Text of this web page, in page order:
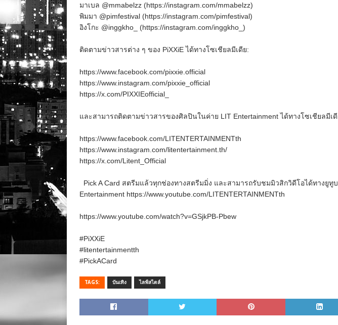
มาเบล @mmabelzz (https://instagram.com/mmabelzz)
พิมมา @pimfestival (https://instagram.com/pimfestival)
อิงโกะ @inggkho_ (https://instagram.com/inggkho_)
ติดตามข่าวสารต่าง ๆ ของ PiXXiE ได้ทางโซเชียลมีเดีย:
https://www.facebook.com/pixxie.official
https://www.instagram.com/pixxie_official
https://x.com/PIXXIEofficial_
และสามารถติดตามข่าวสารของศิลปินในค่าย LIT Entertainment ได้ทางโซเชียลมีเ
https://www.facebook.com/LITENTERTAINMENTth
https://www.instagram.com/litentertainment.th/
https://x.com/Litent_Official
Pick A Card สตรีมแล้วทุกช่องทางสตรีมมิ่ง และสามารถรับชมมิวสิกวิดีโอได้ทางยูทู
Entertainment https://www.youtube.com/LITENTERTAINMENTth
https://www.youtube.com/watch?v=GSjkPB-Pbew
#PiXXiE
#litentertainmentth
#PickACard
TAGS: บันเทิง ไลฟ์สไตล์